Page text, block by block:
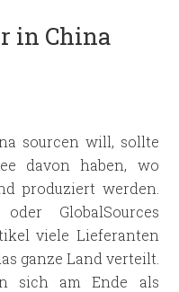
in China
sourcen will, sollte
davon haben, wo
produziert werden.
GlobalSources
viele Lieferanten
ganze Land verteilt.
sich am Ende als